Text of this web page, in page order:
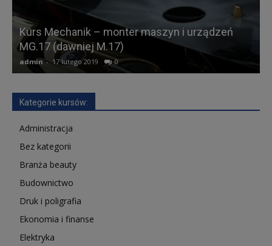
Kurs Mechanik – monter maszyn i urządzeń
MG.17 (dawniej M.17)
admin - 17 lutego 2019 0
Kategorie kursów:
Administracja
Bez kategorii
Branża beauty
Budownictwo
Druk i poligrafia
Ekonomia i finanse
Elektryka